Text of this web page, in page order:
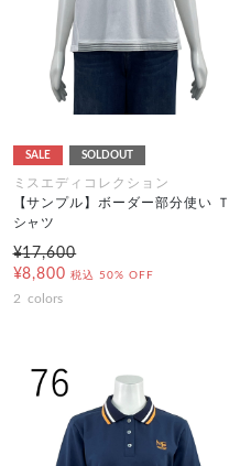
SALE SOLDOUT
ミスエディコレクション
【サンプル】ボーダー部分使い Ｔ
シャツ
¥17,600
¥8,800 税込 50% OFF
2 colors